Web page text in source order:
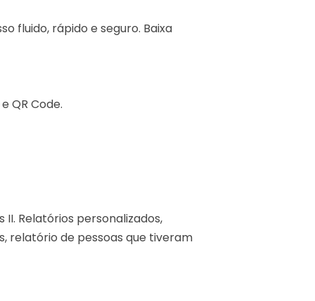
fluido, rápido e seguro. Baixa
QR Code.
Relatórios personalizados,
relatório de pessoas que tiveram